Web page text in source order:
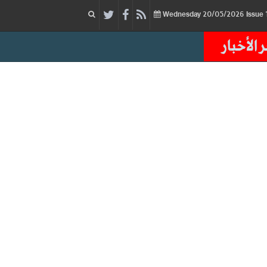
20/05/2026 Issue
الأخبار